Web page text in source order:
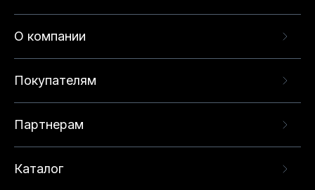
О компании
Покупателям
Партнерам
Каталог